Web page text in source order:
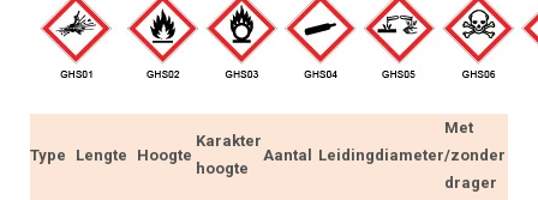
Type Lengte Hoogte
Karakter
hoogte
Aantal Leidingdiameter
Met
/zonder
drager